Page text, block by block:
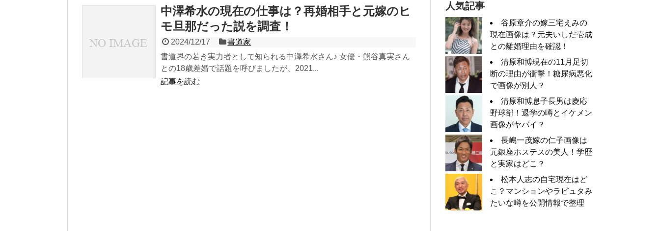
中澤希水の現在の仕事は？再婚相手と元嫁のヒ
モ旦那だった説を調査！
2024/12/17
書道家
書道界の若き実力者として知られる中澤希水さん♪ 女優・熊谷真実さん
との18歳差婚で話題を呼びましたが、2021...
記事を読む
人気記事
谷原章介の嫁三宅えみの
現在画像は？元夫いしだ壱成
との離婚理由を確認！
清原和博現在の11月足切
断の理由が衝撃！糖尿病悪化
で画像が別人？
清原和博息子長男は慶応
野球部！退学の噂とイケメン
画像がヤバイ？
長嶋一茂嫁の仁子画像は
元銀座ホステスの美人！学歴
と実家はどこ？
松本人志の自宅現在はど
こ？マンションやラピュタみ
たいな噂を公開情報で整理